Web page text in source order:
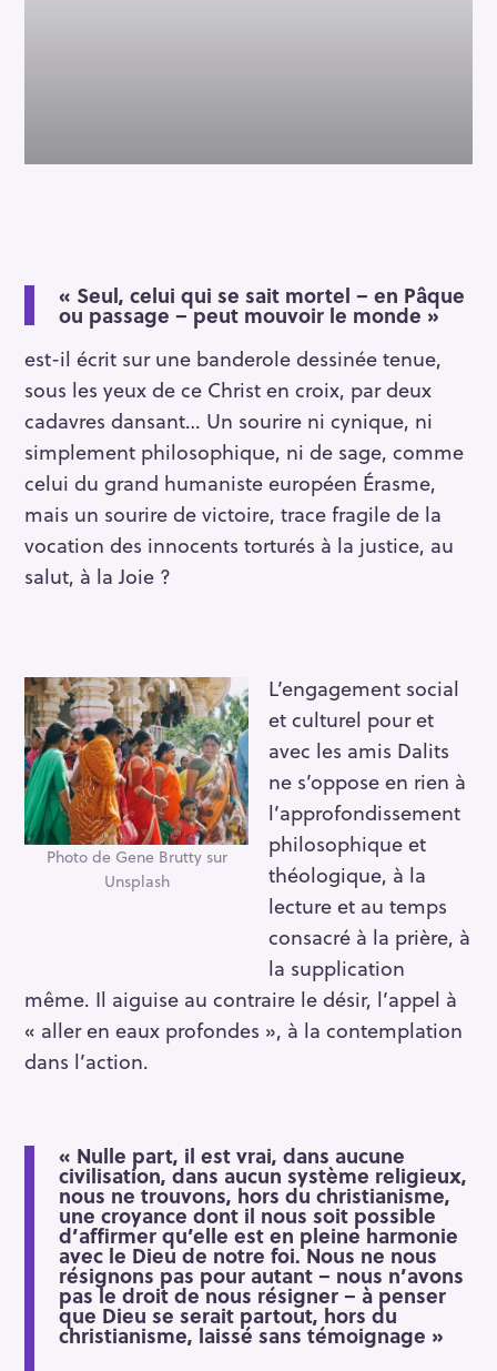
« Seul, celui qui se sait mortel – en Pâque
ou passage – peut mouvoir le monde »
est-il écrit sur une banderole dessinée tenue,
sous les yeux de ce Christ en croix, par deux
cadavres dansant… Un sourire ni cynique, ni
simplement philosophique, ni de sage, comme
celui du grand humaniste européen Érasme,
mais un sourire de victoire, trace fragile de la
vocation des innocents torturés à la justice, au
salut, à la Joie ?
Photo de Gene Brutty sur
Unsplash
L’engagement social
et culturel pour et
avec les amis Dalits
ne s’oppose en rien à
l’approfondissement
philosophique et
théologique, à la
lecture et au temps
consacré à la prière, à
la supplication
même. Il aiguise au contraire le désir, l’appel à
« aller en eaux profondes », à la contemplation
dans l’action.
« Nulle part, il est vrai, dans aucune
civilisation, dans aucun système religieux,
nous ne trouvons, hors du christianisme,
une croyance dont il nous soit possible
d’affirmer qu’elle est en pleine harmonie
avec le Dieu de notre foi. Nous ne nous
résignons pas pour autant – nous n’avons
pas le droit de nous résigner – à penser
que Dieu se serait partout, hors du
christianisme, laissé sans témoignage »